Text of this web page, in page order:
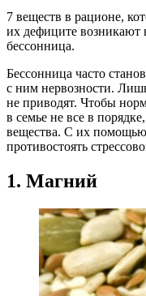
7 веществ в рационе,
их дефиците возникают
бессонница.
Бессонница часто
с ним нервозности.
не приводят. Чтобы
в семье не все в
вещества. С их
противостоять
1. Магний